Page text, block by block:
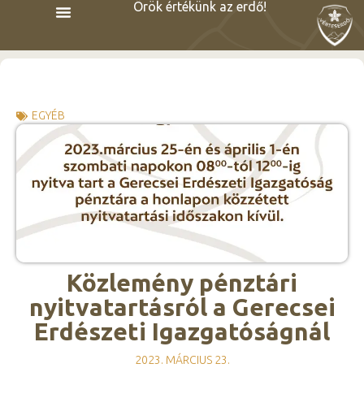
Örök értékünk az erdő!
EGYÉB
Közlemény pénztári
nyitvatartásról a Gerecsei
Erdészeti Igazgatóságnál
2023. MÁRCIUS 23.